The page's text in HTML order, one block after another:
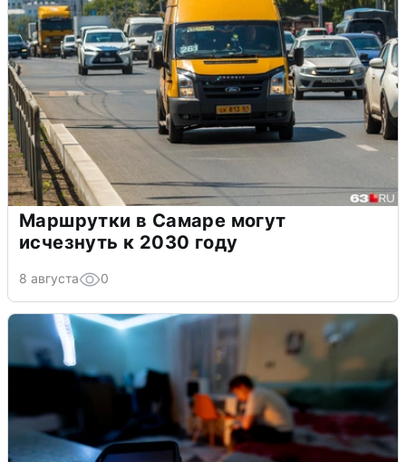
Маршрутки в Самаре могут
исчезнуть к 2030 году
8 августа 0